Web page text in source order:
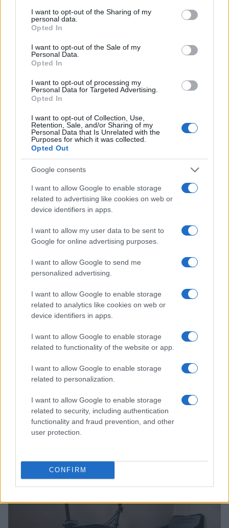
not limited to your visit or usage behaviour. You may click to
grant or deny consent to Google and its third-party tags to
use your data for below specified purposes in below Google
consent section.
I want to opt-out of the Sharing of my
personal data.
Opted In
I want to opt-out of the Sale of my
Personal Data.
Opted In
I want to opt-out of processing my
Personal Data for Targeted Advertising.
Opted In
I want to opt-out of Collection, Use,
Retention, Sale, and/or Sharing of my
Personal Data that Is Unrelated with the
Purposes for which it was collected.
Opted Out
Google consents
I want to allow Google to enable storage
related to advertising like cookies on web or
device identifiers in apps.
I want to allow my user data to be sent to
Google for online advertising purposes.
I want to allow Google to send me
personalized advertising.
I want to allow Google to enable storage
related to analytics like cookies on web or
device identifiers in apps.
I want to allow Google to enable storage
related to functionality of the website or app.
I want to allow Google to enable storage
related to personalization.
I want to allow Google to enable storage
related to security, including authentication
functionality and fraud prevention, and other
user protection.
CONFIRM
organizzare transfer e suggerire orari dei traghetti.
In ogni caso, adatta il ritmo alle tue energie e lascia
AUTORE
Beatrice Beretta
per la prima volta itinerari durante una notte al
portico di San Luca: da allora coordina
rubriche sui viaggi urbani. In redazione
promuove reportage su mobilità sostenibile e
bolognesi come talismano professionale.
Continua a leggere
1 GIORNO OUT